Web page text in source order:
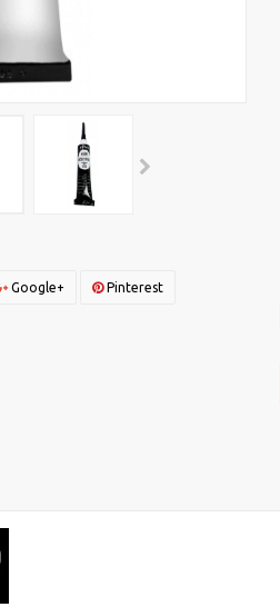
Google+ Pinterest